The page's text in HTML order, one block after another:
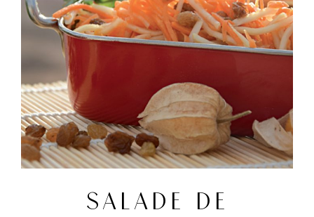
SALADE DE